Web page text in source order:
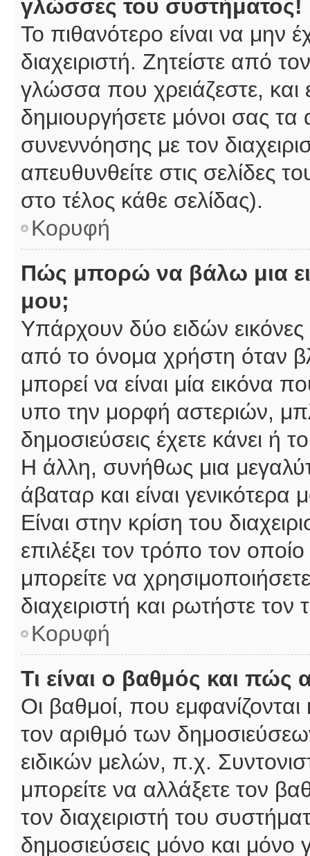
γλώσσες του συστήματος!
Το πιθανότερο είναι να μην
διαχειριστή. Ζητείστε από
γλώσσα που χρειάζεστε, και
δημιουργήσετε μόνοι σας
συνεννόησης με τον
απευθυνθείτε στις
στο τέλος κάθε σελίδας).
Κορυφή
Πώς μπορώ να βάλω μια
μου;
Υπάρχουν δύο ειδών
από το όνομα χρήστη όταν
μπορεί να είναι μία εικόνα
υπο την μορφή αστεριών,
δημοσιεύσεις έχετε κάνει
Η άλλη, συνήθως μια
άβαταρ και είναι
Είναι στην κρίση του
επιλέξει τον τρόπο τον
μπορείτε να
διαχειριστή και ρωτήστε τον
Κορυφή
Τι είναι ο βαθμός και
Οι βαθμοί, που
τον αριθμό των
ειδικών μελών, π.χ.
μπορείτε να αλλάξετε τον
τον διαχειριστή του
δημοσιεύσεις μόνο και